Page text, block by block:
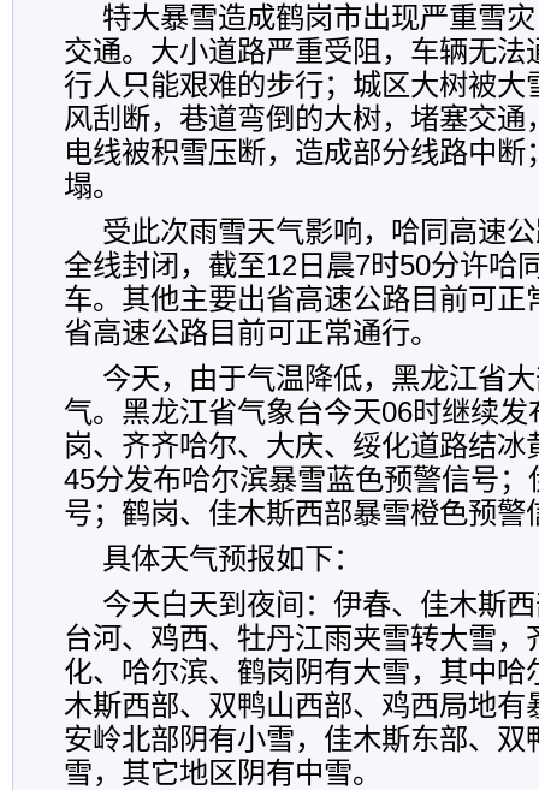
特大暴雪造成鹤岗市出现严重雪
交通。大小道路严重受阻，车辆无法
行人只能艰难的步行；城区大树被大
风刮断，巷道弯倒的大树，堵塞交通
电线被积雪压断，造成部分线路中断
塌。
受此次雨雪天气影响，哈同高速
全线封闭，截至12日晨7时50分许哈
车。其他主要出省高速公路目前可正
省高速公路目前可正常通行。
今天，由于气温降低，黑龙江省
气。黑龙江省气象台今天06时继续
岗、齐齐哈尔、大庆、绥化道路结冰
45分发布哈尔滨暴雪蓝色预警信号
号；鹤岗、佳木斯西部暴雪橙色预警
具体天气预报如下：
今天白天到夜间：伊春、佳木斯
台河、鸡西、牡丹江雨夹雪转大雪，
化、哈尔滨、鹤岗阴有大雪，其中哈
木斯西部、双鸭山西部、鸡西局地有
安岭北部阴有小雪，佳木斯东部、双
雪，其它地区阴有中雪。